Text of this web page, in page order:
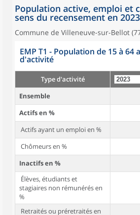
Population active, emploi et
sens du recensement en 2023
Commune de Villeneuve-sur-Bellot
EMP T1 - Population de 15 à 64
d'activité
Type d'activité
Ensemble
Actifs en %
Actifs ayant un emploi en %
Chômeurs en %
Inactifs en %
Élèves, étudiants et
stagiaires non rémunérés en
%
Retraités ou préretraités en